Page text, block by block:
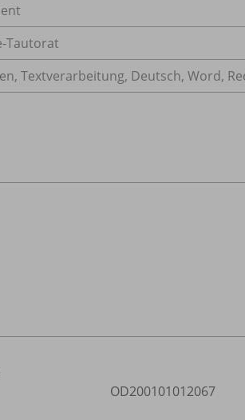
Tautorat
Textverarbeitung, Deutsch, Word,
OD200101012067